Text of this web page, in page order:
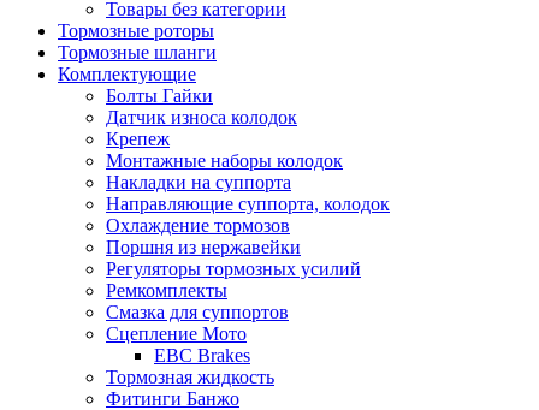
Товары без категории
Тормозные роторы
Тормозные шланги
Комплектующие
Болты Гайки
Датчик износа колодок
Крепеж
Монтажные наборы колодок
Накладки на суппорта
Направляющие суппорта, колодок
Охлаждение тормозов
Поршня из нержавейки
Регуляторы тормозных усилий
Ремкомплекты
Смазка для суппортов
Сцепление Мото
EBC Brakes
Тормозная жидкость
Фитинги Банжо